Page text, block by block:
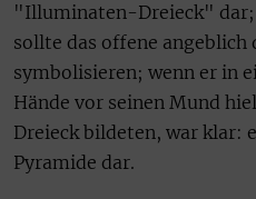
"Illuminaten-Dreieck" dar;
sollte das offene
symbolisieren; wenn er in
Hände vor seinen Mund
Dreieck bildeten, war klar:
Pyramide dar.